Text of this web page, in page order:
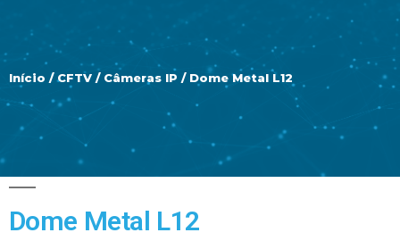
Início /CFTV / Câmeras IP / Dome Metal L12
Dome Metal L12